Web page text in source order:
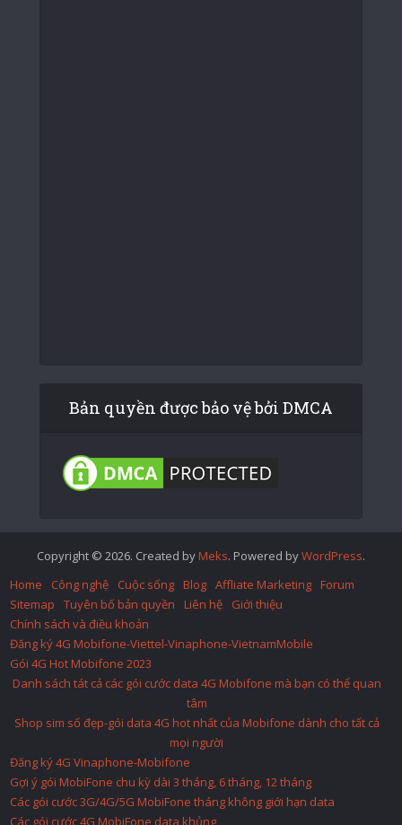
Bản quyền được bảo vệ bởi DMCA
Copyright © 2026. Created by Meks. Powered byWordPress.
Home
Công nghệ Cuộc sống Blog Affliate Marketing
Forum
Sitemap
Tuyên bố bản quyền Liên hệ
Giới thiệu
Chính sách và điều khoản
Đăng ký 4G Mobifone-Viettel-Vinaphone-VietnamMobile
Gói 4G Hot Mobifone 2023
Danh sách tát cả các gói cước data 4G Mobifone mà bạn có thể quan
tâm
Shop sim số đẹp-gói data 4G hot nhất của Mobifone dành cho tất cả
mọi người
Đăng ký 4G Vinaphone-Mobifone
Gợi ý gói MobiFone chu kỳ dài 3 tháng, 6 tháng, 12 tháng
Các gói cước 3G/4G/5G MobiFone tháng không giới hạn data
Các gói cước 4G MobiFone data khủng